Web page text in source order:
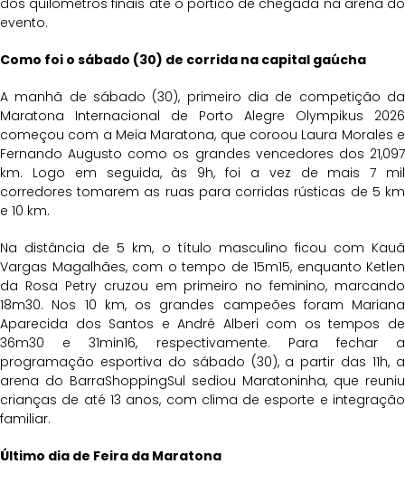
dos quilômetros finais até o pórtico de chegada na arena do
evento.
Como foi o sábado (30) de corrida na capital gaúcha
A manhã de sábado (30), primeiro dia de competição da
Maratona Internacional de Porto Alegre Olympikus 2026
começou com a Meia Maratona, que coroou Laura Morales e
Fernando Augusto como os grandes vencedores dos 21,097
km. Logo em seguida, às 9h, foi a vez de mais 7 mil
corredores tomarem as ruas para corridas rústicas de 5 km
e 10 km.
Na distância de 5 km, o título masculino ficou com Kauã
Vargas Magalhães, com o tempo de 15m15, enquanto Ketlen
da Rosa Petry cruzou em primeiro no feminino, marcando
18m30. Nos 10 km, os grandes campeões foram Mariana
Aparecida dos Santos e André Alberi com os tempos de
36m30 e 31min16, respectivamente. Para fechar a
programação esportiva do sábado (30), a partir das 11h, a
arena do BarraShoppingSul sediou Maratoninha, que reuniu
crianças de até 13 anos, com clima de esporte e integração
familiar.
Último dia de Feira da Maratona